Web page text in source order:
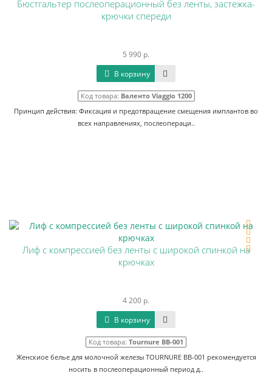
Бюстгальтер послеоперационный без ленты, застежка-
крючки спереди
5 990 р.
В корзину
Код товара: Валенто Viaggio 1200
Принцип действия: Фиксация и предотвращение смещения имплантов во
всех направлениях, послеопераци..
Лиф с компрессией без ленты с широкой спинкой на
крючках
4 200 р.
В корзину
Код товара: Tournure BB-001
Женскиое белье для молочной железы TOURNURE BB-001 рекомендуется
носить в послеоперационный период д..